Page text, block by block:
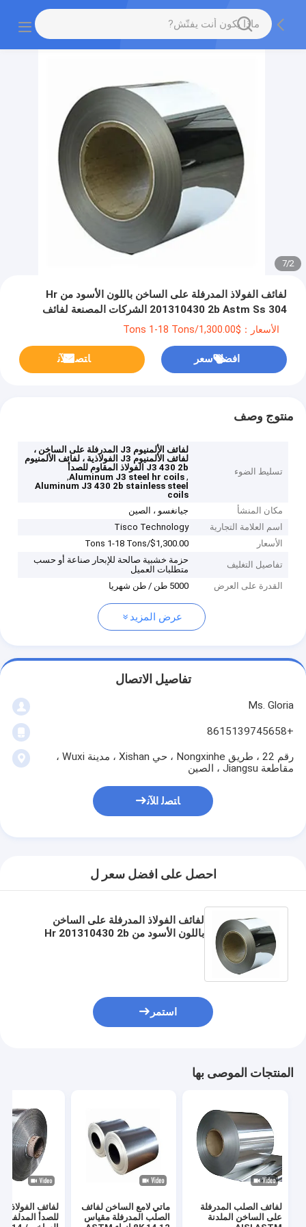
2
/
7
لفائف الفولاذ المدرفلة على الساخن باللون الأسود من Hr
201310430 2b Astm Ss 304 الشركات المصنعة لفائف
الفولاذ المقاوم للصدأ
الأسعار：$1,300.00/Tons 1-18 Tons
افضل سعر ﺎﺘﺼﻟ ﺍﻶﻧ
منتوج وصف
تسليط الضوء
لفائف الألمنيوم J3 المدرفلة على الساخن ،
لفائف الألمنيوم J3 الفولاذية ، لفائف الألمنيوم
J3 430 2b الفولاذ المقاوم للصدأ
,
Aluminum J3 steel hr coils
,
Aluminum J3 430 2b stainless steel
coils
مكان المنشأ
جيانغسو ، الصين
اسم العلامة التجارية
Tisco Technology
الأسعار
$1,300.00/Tons 1-18 Tons
تفاصيل التغليف
حزمة خشبية صالحة للإبحار صناعة أو حسب
متطلبات العميل
القدرة على العرض
5000 طن / طن شهريا
عرض المزيد
تفاصيل الاتصال
Ms. Gloria
+8615139745658
رقم 22 ، طريق Nongxinhe ، حي Xishan ، مدينة Wuxi ،
مقاطعة Jiangsu ، الصين
ﺎﺘﺼﻟ ﺍﻶﻧ
احصل على افضل سعر ل
لفائف الفولاذ المدرفلة على الساخن
باللون الأسود من Hr 201310430 2b
استمر
المنتجات الموصى بها
لفائف الصلب المدرفلة
على الساخن الملدنة
ماتي لامع الساخن لفائف
الصلب المدرفلة مقياس
لفائف الفولاذ
للصدأ المدلفنة